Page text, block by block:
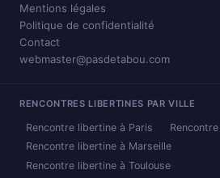
Mentions légales
Politique de confidentialité
Contact
webmaster@pasdetabou.com
RENCONTRES LIBERTINES PAR VILLE
Rencontre libertine à Paris
Rencontre libertine à Marseille
Rencontre libertine à Toulouse